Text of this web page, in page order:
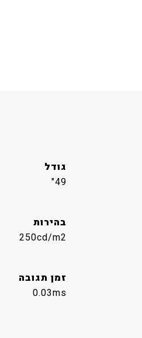
גודל
49"
בהירות
250cd/m2
זמן תגובה
0.03ms